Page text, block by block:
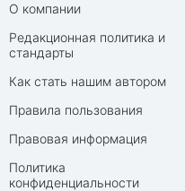
О компании
Редакционная политика и
стандарты
Как стать нашим автором
Правила пользования
Правовая информация
Политика
конфиденциальности